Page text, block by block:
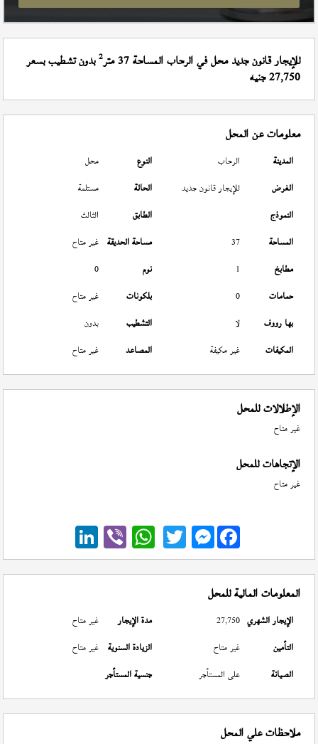
للإيجار قانون جديد محل في الرحاب المساحة 37 متر 2بدون تشطيب بسعر
27,750 جنيه
معلومات عن المحل
المدينة الرحاب النوع
محل
الغرض
للإيجار قانون جديد الحالة
مستلمة
النموذج
الطابق
الثالث
المساحة
37 مساحة الحديقة غير متاح
مطابخ
1 نوم
0
حمامات
0 بلكونات
غير متاح
بها رووف
لا التشطيب
بدون
المكيفات
غير مكيفة المصاعد غير متاح
الإطلالات للمحل
غير متاح
الإتجاهات للمحل
غير متاح
Messenger
المعلومات المالية للمحل
الإيجار الشهري 27,750 مدة الإيجار
غير متاح
التأمين
غير متاح الزيادة السنوية غير متاح
الصيانة
على المستأجر جنسية المستأجر
ملاحظات علي المحل